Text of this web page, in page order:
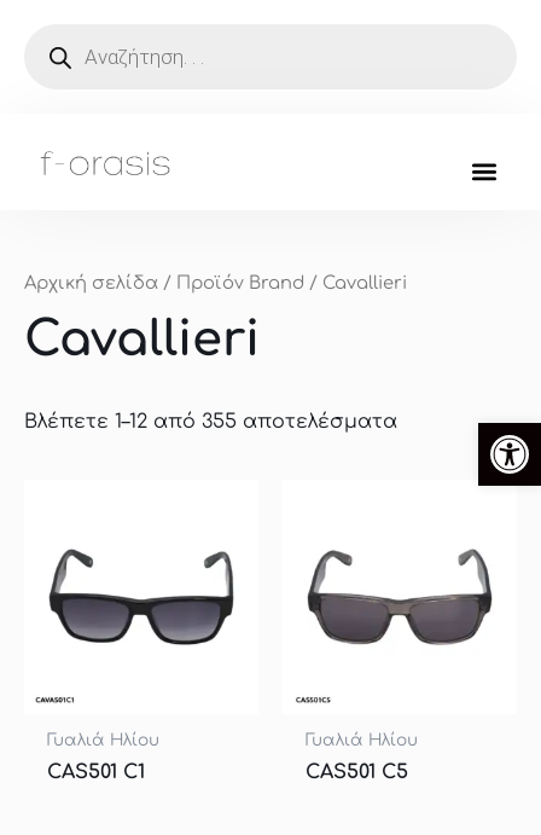
περιεχόμενο
Αρχική σελίδα / Προϊόν Brand / Cavallieri
Cavallieri
Βλέπετε 1–12 από 355 αποτελέσματα
Γυαλιά Ηλίου
CAS501 C1
Γυαλιά Ηλίου
CAS501 C5